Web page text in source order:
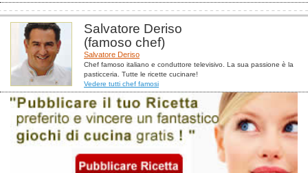
Salvatore Deriso
(famoso chef)
Salvatore Deriso
Chef famoso italiano e conduttore televisivo. La sua passione è la
pasticceria. Tutte le ricette cucinare!
Vedere tutti chef famosi